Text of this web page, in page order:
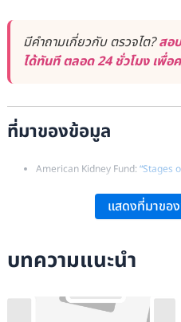
มีคำถามเกี่ยวกับ ตรวจไต?สอ
ได้ทันที ตลอด 24 ชั่วโมง เพื่อ
ที่มาของข้อมูล
American Kidney Fund: “Stages
Omni Calculator:“BUN
น.พ.ชลทิศ อุไรฤกษ์กุล: “การทำงานขอ
โรงพยาบาลบำรุงราษฎร์:
โรงพยาบาลสมิติเวช Chinatown:
“
ตรวจช่วยวินิจฉัยอะไรได้บ้าง?”
.
แสดงที่มาขอ
บทความแนะนำ